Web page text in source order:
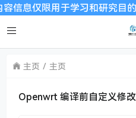
息仅限用于学习和研究目的
主页 主页
Openwrt 编译前自定义修改